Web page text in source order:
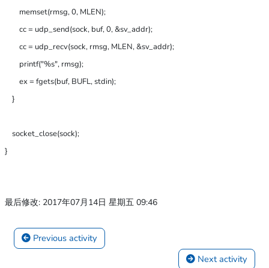
        memset(rmsg, 0, MLEN);
        cc = udp_send(sock, buf, 0, &sv_addr);
        cc = udp_recv(sock, rmsg, MLEN, &sv_addr);
        printf("%s", rmsg);
        ex = fgets(buf, BUFL, stdin);
    }
    socket_close(sock);
}
最后修改: 2017年07月14日 星期五 09:46
Previous activity
Next activity